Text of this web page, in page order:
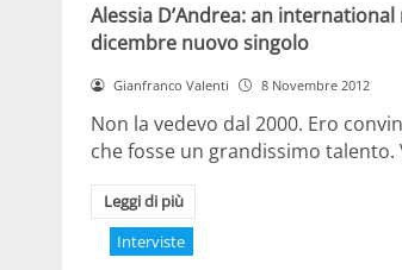
Alessia D’Andrea: an
dicembre nuovo singolo
Gianfranco Valenti 8 Novembre 2012
Non la vedevo dal 2000. Ero
che fosse un grandissimo talento.
Leggi di più
Interviste